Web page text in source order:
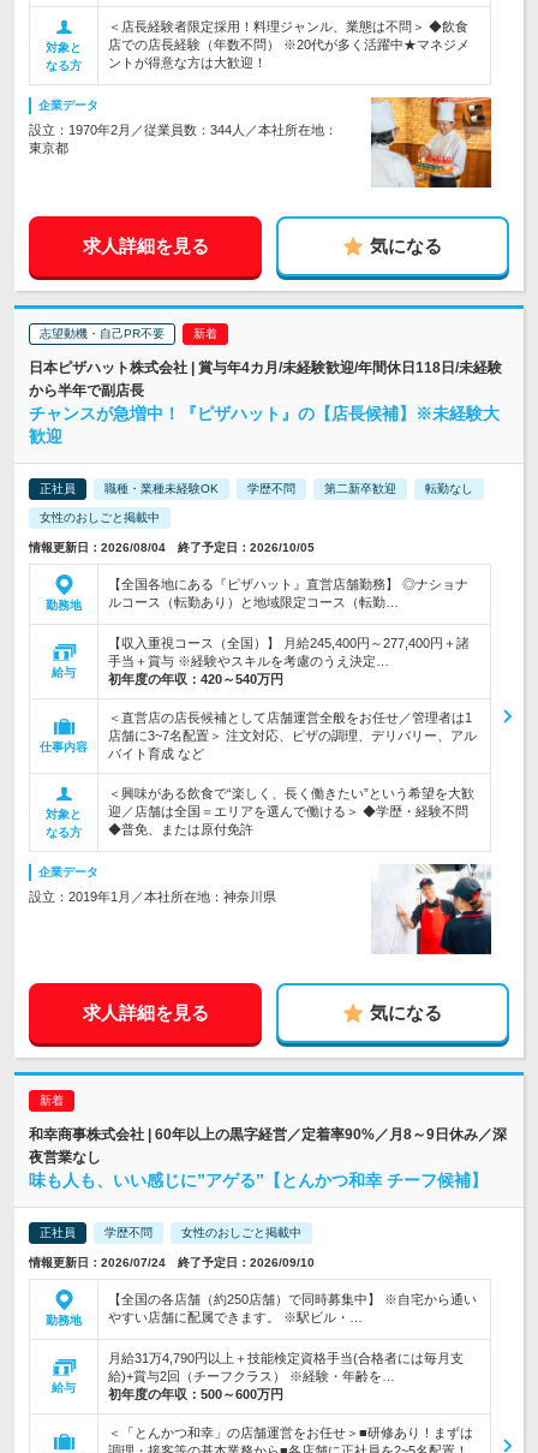
対象と
なる方
＜店長経験者限定採用！料理ジャンル、業態は不問＞ ◆飲食
店での店長経験（年数不問） ※20代が多く活躍中★マネジメ
ントが得意な方は大歓迎！
企業データ
設立：1970年2月／従業員数：344人／本社所在地：
東京都
求人詳細を見る 気になる
志望動機・自己PR不要
日本ピザハット株式会社 | 賞与年4カ月/未経験歓迎/年間休日118日/未経験
から半年で副店長
チャンスが急増中！『ピザハット』の【店長候補】※未経験大
歓迎
正社員 職種・業種未経験OK 学歴不問 第二新卒歓迎 転勤なし
女性のおしごと掲載中
情報更新日：2026/08/04 終了予定日：2026/10/05
勤務地
【全国各地にある『ピザハット』直営店舗勤務】 ◎ナショナ
ルコース（転勤あり）と地域限定コース（転勤…
給与
【収入重視コース（全国）】 月給245,400円～277,400円＋諸
手当＋賞与 ※経験やスキルを考慮のうえ決定…
初年度の年収： 420～540万円
仕事内容
＜直営店の店長候補として店舗運営全般をお任せ／管理者は1
店舗に3~7名配置＞ 注文対応、ピザの調理、デリバリー、アル
バイト育成 など
対象と
なる方
＜興味がある飲食で“楽しく、長く働きたい”という希望を大歓
迎／店舗は全国＝エリアを選んで働ける＞ ◆学歴・経験不問
◆普免、または原付免許
企業データ
設立：2019年1月／本社所在地：神奈川県
求人詳細を見る 気になる
和幸商事株式会社 | 60年以上の黒字経営／定着率90%／月8～9日休み／深
夜営業なし
味も人も、いい感じに”アゲる”【とんかつ和幸 チーフ候補】
正社員 学歴不問 女性のおしごと掲載中
情報更新日：2026/07/24 終了予定日：2026/09/10
勤務地
【全国の各店舗（約250店舗）で同時募集中】 ※自宅から通い
やすい店舗に配属できます。 ※駅ビル・…
給与
月給31万4,790円以上＋技能検定資格手当(合格者には毎月支
給)+賞与2回（チーフクラス） ※経験・年齢を…
初年度の年収： 500～600万円
＜「とんかつ和幸」の店舗運営をお任せ＞■研修あり！まずは